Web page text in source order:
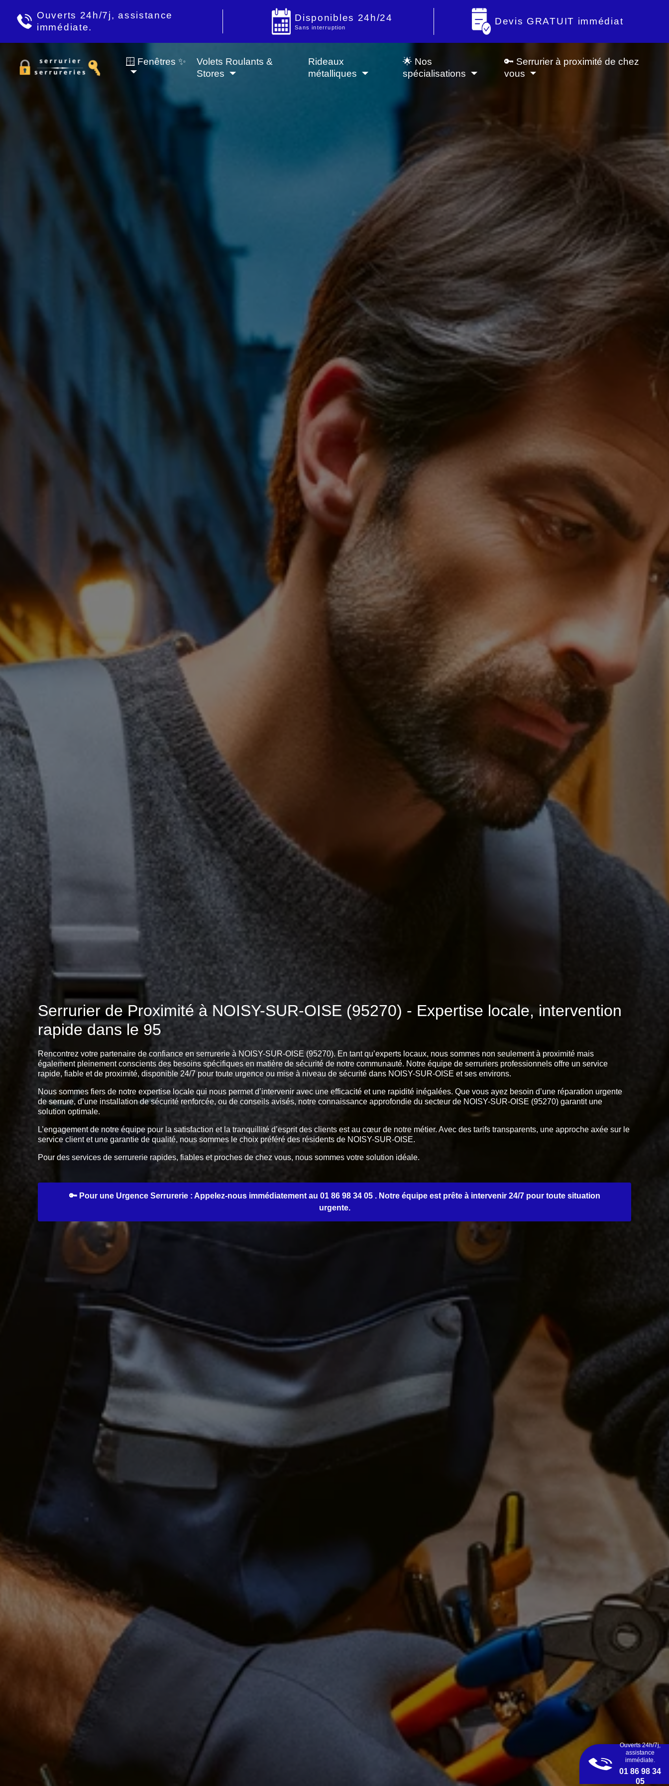
Ouverts 24h/7j, assistance
immédiate.
Disponibles 24h/24
Sans interruption
Devis GRATUIT immédiat
🪟 Fenêtres ✨
Volets Roulants &
Stores
Rideaux
métalliques
🌟 Nos
spécialisations
🔑 Serrurier à proximité de chez
vous
Serrurier de Proximité à NOISY-SUR-OISE (95270) - Expertise locale, intervention
rapide dans le 95
Rencontrez votre partenaire de confiance en serrurerie à NOISY-SUR-OISE (95270). En tant qu’experts locaux, nous sommes non seulement à proximité mais
également pleinement conscients des besoins spécifiques en matière de sécurité de notre communauté. Notre équipe de serruriers professionnels offre un service
rapide, fiable et de proximité, disponible 24/7 pour toute urgence ou mise à niveau de sécurité dans NOISY-SUR-OISE et ses environs.
Nous sommes fiers de notre expertise locale qui nous permet d’intervenir avec une efficacité et une rapidité inégalées. Que vous ayez besoin d’une réparation urgente
de serrure, d’une installation de sécurité renforcée, ou de conseils avisés, notre connaissance approfondie du secteur de NOISY-SUR-OISE (95270) garantit une
solution optimale.
L’engagement de notre équipe pour la satisfaction et la tranquillité d’esprit des clients est au cœur de notre métier. Avec des tarifs transparents, une approche axée sur le
service client et une garantie de qualité, nous sommes le choix préféré des résidents de NOISY-SUR-OISE.
Pour des services de serrurerie rapides, fiables et proches de chez vous, nous sommes votre solution idéale.
🔑 Pour une Urgence Serrurerie : Appelez-nous immédiatement au 01 86 98 34 05 . Notre équipe est prête à intervenir 24/7 pour toute situation
urgente.
Ouverts 24h/7j,
assistance
immédiate.
01 86 98 34
05